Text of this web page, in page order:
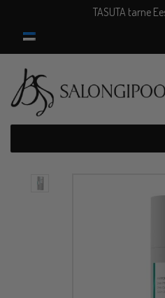
content
TASUTA tarne